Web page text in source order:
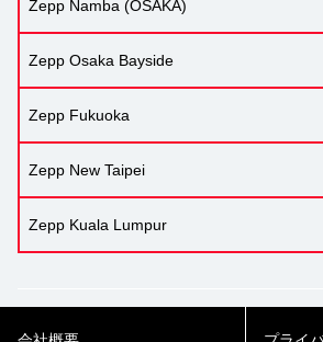
Zepp Namba (OSAKA)
Zepp Osaka Bayside
Zepp Fukuoka
Zepp New Taipei
Zepp Kuala Lumpur